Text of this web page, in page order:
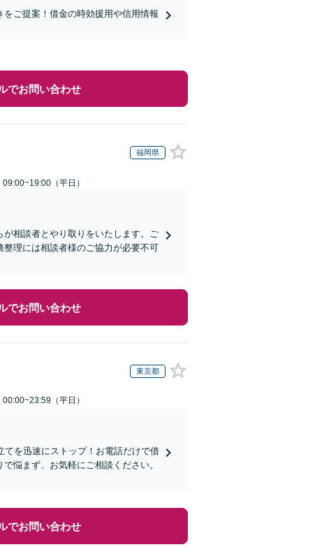
をご提案！借金の時効援用や信用情報
でお問い合わせ
福岡県
（平日）
相談者とやり取りをいたします。ご
理には相談者様のご協力が必要不可
でお問い合わせ
東京都
（平日）
てを迅速にストップ！お電話だけで借
悩まず、お気軽にご相談ください。
でお問い合わせ